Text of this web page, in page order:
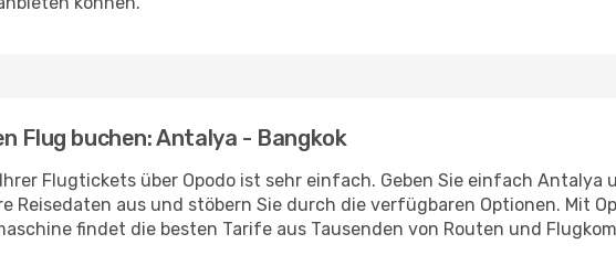
Flug buchen: Antalya - Bangkok
Flugtickets über Opodo ist sehr einfach. Geben Sie einfach
Reisedaten aus und stöbern Sie durch die verfügbaren Optionen. Mit
findet die besten Tarife aus Tausenden von Routen und